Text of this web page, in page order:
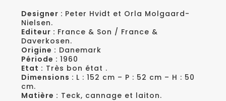
Designer : Peter Hvidt et Orla Molgaard-
Nielsen.
Editeur : France & Son / France &
Daverkosen.
Origine : Danemark
Période :1960
Etat : Très bon état .
Dimensions : L : 152 cm – P : 52 cm – H : 50
cm.
Matière : Teck, cannage et laiton.